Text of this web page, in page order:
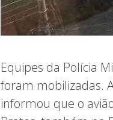
Equipes da Polícia
foram mobilizadas.
informou que o